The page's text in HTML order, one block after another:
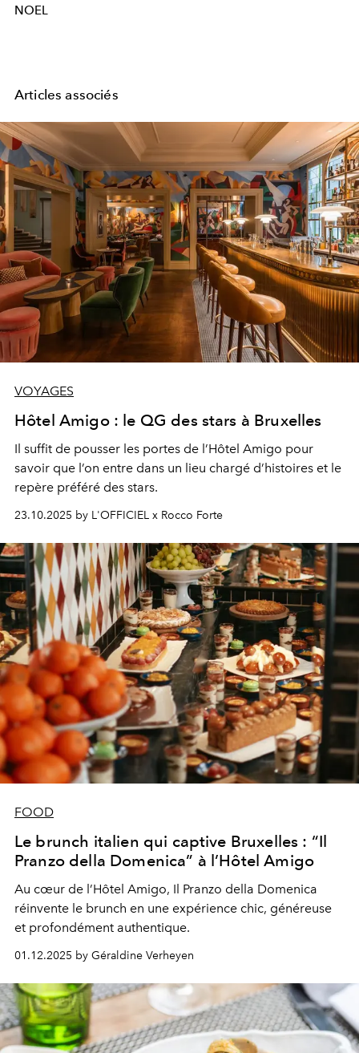
NOEL
Articles associés
VOYAGES
Hôtel Amigo : le QG des stars à Bruxelles
Il suffit de pousser les portes de l’Hôtel Amigo pour
savoir que l’on entre dans un lieu chargé d’histoires et le
repère préféré des stars.
23.10.2025 by L'OFFICIEL x Rocco Forte
FOOD
Le brunch italien qui captive Bruxelles : “Il
Pranzo della Domenica” à l’Hôtel Amigo
Au cœur de l’Hôtel Amigo, Il Pranzo della Domenica
réinvente le brunch en une expérience chic, généreuse
et profondément authentique.
01.12.2025 by Géraldine Verheyen